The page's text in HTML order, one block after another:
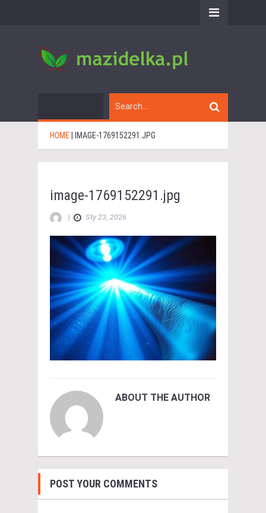
HOME IMAGE-1769152291.JPG
image-1769152291.jpg
| Sty 23, 2026
ABOUT THE AUTHOR
POST YOUR COMMENTS